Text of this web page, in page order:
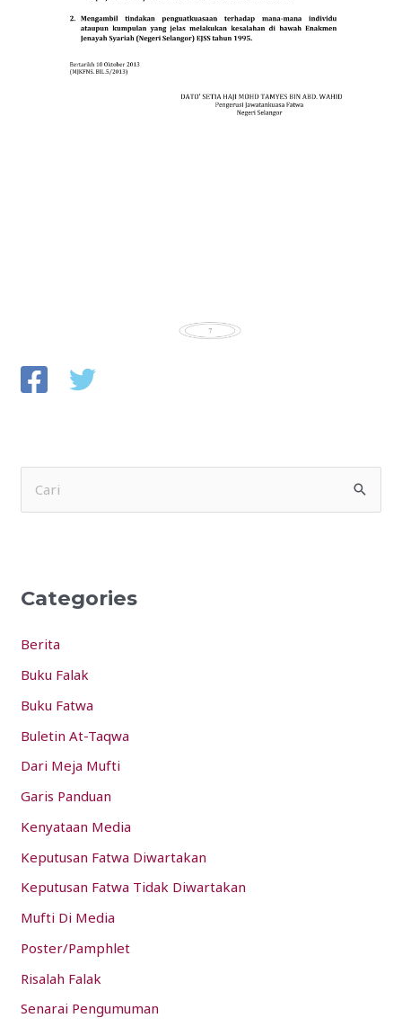
c
f
o
r
:
Categories
Berita
Buku Falak
Buku Fatwa
Buletin At-Taqwa
Dari Meja Mufti
Garis Panduan
Kenyataan Media
Keputusan Fatwa Diwartakan
Keputusan Fatwa Tidak Diwartakan
Mufti Di Media
Poster/Pamphlet
Risalah Falak
Senarai Pengumuman